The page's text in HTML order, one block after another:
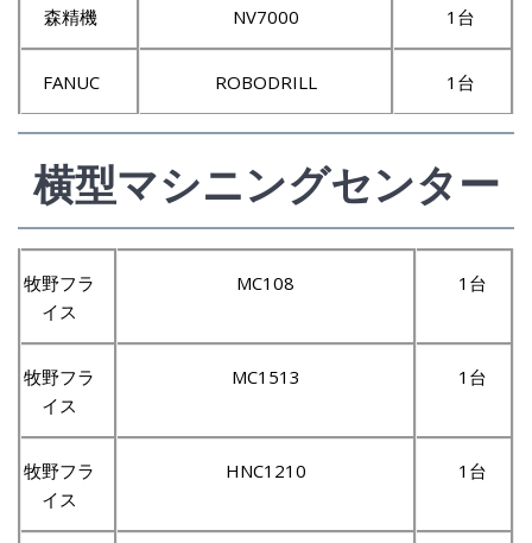
森精機 NV7000 1台
FANUC ROBODRILL 1台
横型マシニングセンター
牧野フラ
イス
MC108 1台
牧野フラ
イス
MC1513 1台
牧野フラ
イス
HNC1210 1台